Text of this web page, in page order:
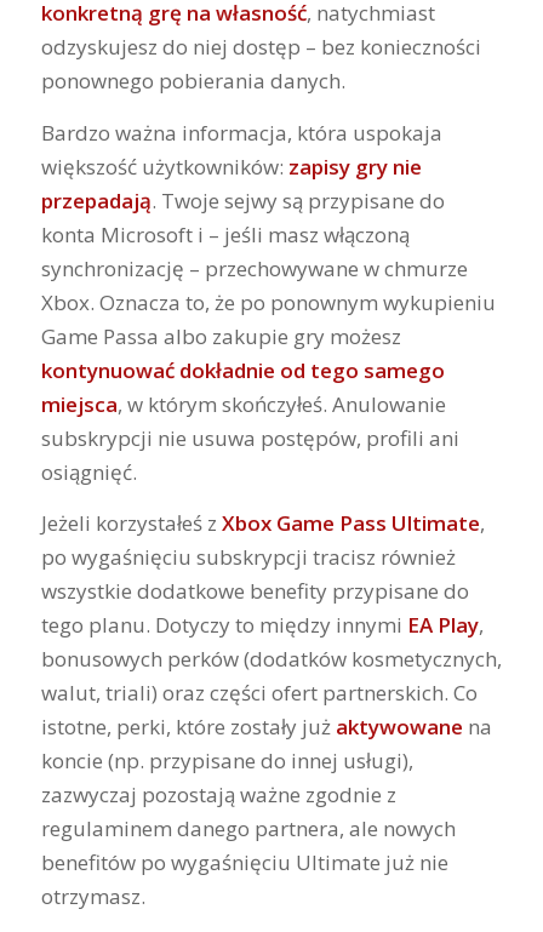
konkretną grę na własność, natychmiast
odzyskujesz do niej dostęp – bez konieczności
ponownego pobierania danych.
Bardzo ważna informacja, która uspokaja
większość użytkowników: zapisy gry nie
przepadają. Twoje sejwy są przypisane do
konta Microsoft i – jeśli masz włączoną
synchronizację – przechowywane w chmurze
Xbox. Oznacza to, że po ponownym wykupieniu
Game Passa albo zakupie gry możesz
kontynuować dokładnie od tego samego
miejsca, w którym skończyłeś. Anulowanie
subskrypcji nie usuwa postępów, profili ani
osiągnięć.
Jeżeli korzystałeś z Xbox Game Pass Ultimate,
po wygaśnięciu subskrypcji tracisz również
wszystkie dodatkowe benefity przypisane do
tego planu. Dotyczy to między innymi EA Play,
bonusowych perków (dodatków kosmetycznych,
walut, triali) oraz części ofert partnerskich. Co
istotne, perki, które zostały już aktywowane na
koncie (np. przypisane do innej usługi),
zazwyczaj pozostają ważne zgodnie z
regulaminem danego partnera, ale nowych
benefitów po wygaśnięciu Ultimate już nie
otrzymasz.